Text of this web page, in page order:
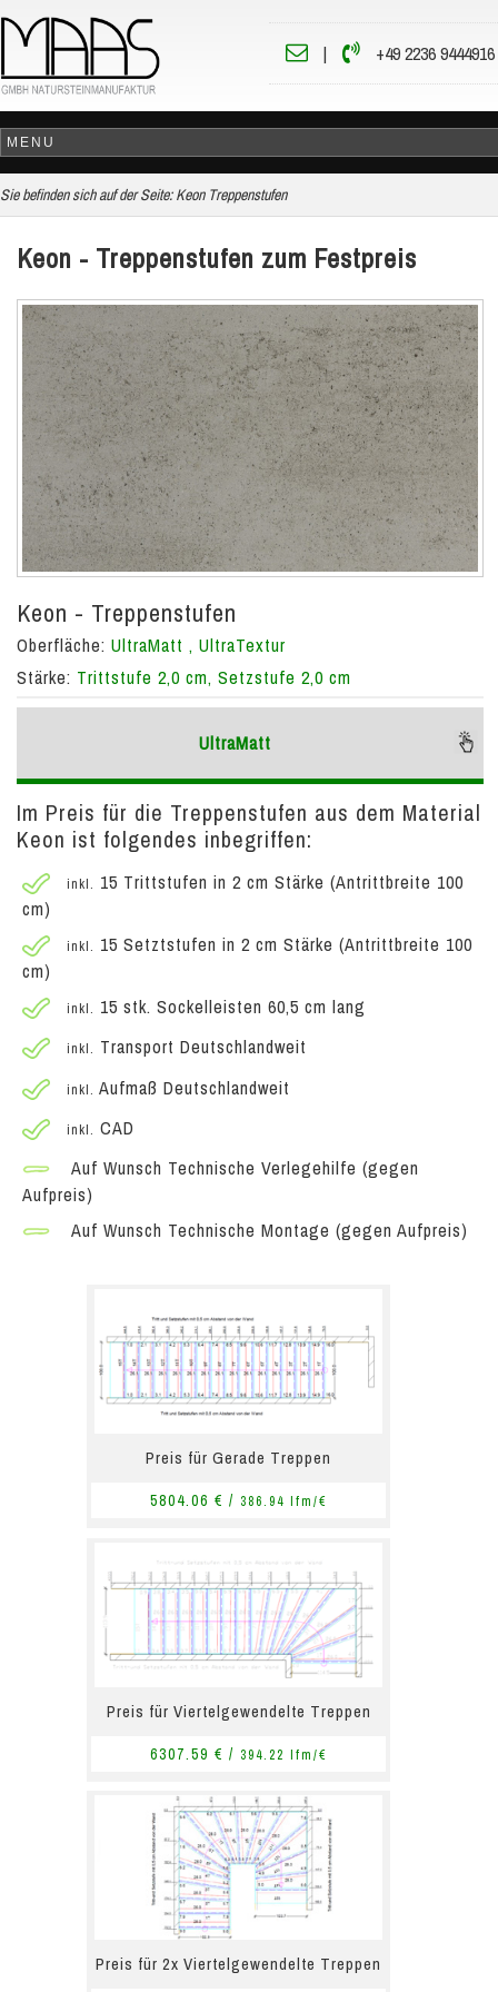
| +49 2236 9444916
Sie befinden sich auf der Seite: Keon Treppenstufen
Keon - Treppenstufen zum Festpreis
Keon - Treppenstufen
Oberfläche: UltraMatt , UltraTextur
Stärke: Trittstufe 2,0 cm, Setzstufe 2,0 cm
UltraMatt
Im Preis für die Treppenstufen aus dem Material
Keon ist folgendes inbegriffen:
inkl. 15 Trittstufen in 2 cm Stärke (Antrittbreite 100
cm)
inkl. 15 Setztstufen in 2 cm Stärke (Antrittbreite 100
cm)
inkl. 15 stk. Sockelleisten 60,5 cm lang
inkl. Transport Deutschlandweit
inkl. Aufmaß Deutschlandweit
inkl. CAD
Auf Wunsch Technische Verlegehilfe (gegen
Aufpreis)
Auf Wunsch Technische Montage (gegen Aufpreis)
Preis für Gerade Treppen
5804.06 € / 386.94 lfm/€
Preis für Viertelgewendelte Treppen
6307.59 € / 394.22 lfm/€
Preis für 2x Viertelgewendelte Treppen